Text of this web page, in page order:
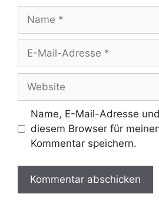
Mail-
Adresse
Name, E-Mail-Adresse
diesem Browser für
Kommentar speichern.